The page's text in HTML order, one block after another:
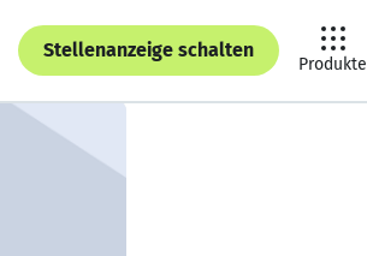
Stellenanzeige schalten
Produkte